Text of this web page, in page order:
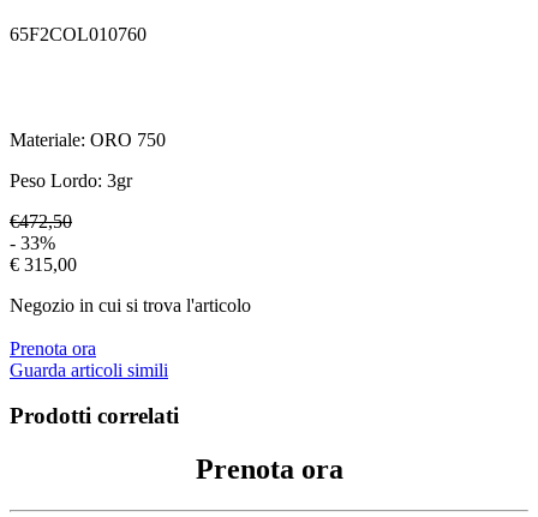
65F2COL010760
Materiale: ORO 750
Peso Lordo: 3gr
€472,50
- 33%
€ 315,00
Negozio in cui si trova l'articolo
Prenota ora
Guarda articoli simili
Prodotti correlati
Prenota ora